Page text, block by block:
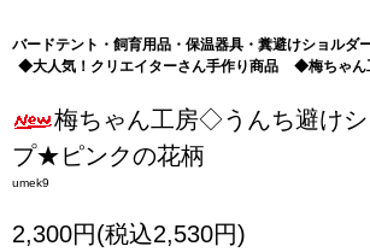
バードテント・飼育用品・保温器具・糞避けショルダ
◆大人気！クリエイターさん手作り商品
◆梅ちゃん
梅ちゃん工房◇うんち避け
プ★ピンクの花柄
umek9
2,300円(税込2,530円)